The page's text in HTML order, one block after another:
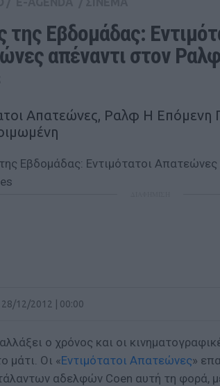
της Εβδομάδας:
απέναντι στον
Απατεώνες, Ραλφ Η Επόμενη
12/2012 | 00:00
ο χρόνος και οι
μάτι. Οι «Εντιμότατοι Απατεώνες»
αδελφών Coen αυτή τη φορά,